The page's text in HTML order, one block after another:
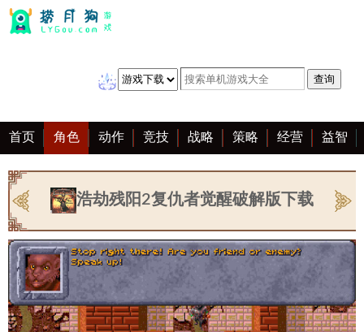
首页 角色 动作 竞技 战略 策略 经营 益智
冒险 棋牌 赛车 音乐 恋爱 单机 大全
浩劫残阳2复仇者觉醒破解版下载